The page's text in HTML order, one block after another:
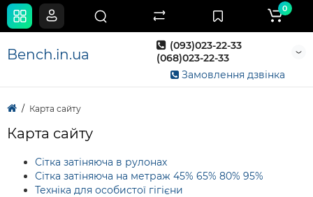
Bench.in.ua
(093)023-22-33
(068)023-22-33
Замовлення дзвінка
0
Карта сайту
Карта сайту
Сітка затіняюча в рулонах
Сітка затіняюча на метраж 45% 65% 80% 95%
Техніка для особистої гігієни